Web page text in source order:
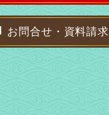
お問合せ・資料請求